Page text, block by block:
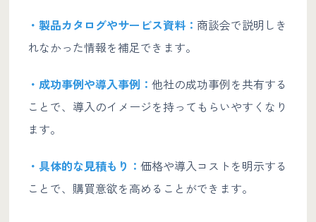
・製品カタログやサービス資料： 商談会で説明しき
れなかった情報を補足できます。
・成功事例や導入事例： 他社の成功事例を共有する
ことで、導入のイメージを持ってもらいやすくなり
ます。
・具体的な見積もり： 価格や導入コストを明示する
ことで、購買意欲を高めることができます。